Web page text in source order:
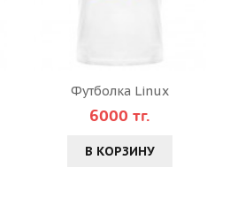
Футболка Linux
6000 тг.
В КОРЗИНУ